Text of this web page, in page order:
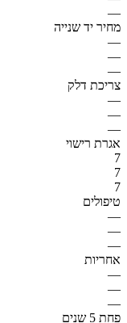
—
מחיר יד שנייה
—
—
—
צריכת דלק
—
—
—
אגרת רישוי
7
7
7
טיפולים
—
—
—
אחריות
—
—
—
פחת 5 שנים